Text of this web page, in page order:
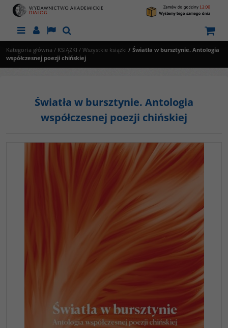
MenuPanelLangSzukaj
Kategoria główna / KSIĄŻKI / Wszystkie książki / Światła w bursztynie. Antologia
współczesnej poezji chińskiej
Światła w bursztynie. Antologia
współczesnej poezji chińskiej